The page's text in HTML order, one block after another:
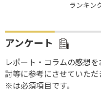
ランキン
アンケート
レポート・コラムの感想
討等に参考にさせていただ
※は必須項目です。